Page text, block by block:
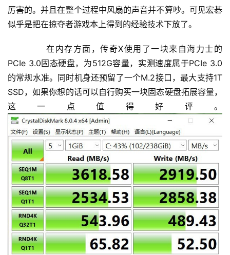
厉害的。并且在整个过程中风扇的声音并不算吵。可见宏碁
似乎是把在掠夺者游戏本上得到的经验技术下放了。
PCIe 3.0固态硬盘，为512G容量，实测速度属于PCIe 3.0
的常规水准。同时机身还预留了一个M.2接口，最大支持1T
SSD，如果你想的话可以自行购买一块固态硬盘拓展容量，
这一点值得好评。